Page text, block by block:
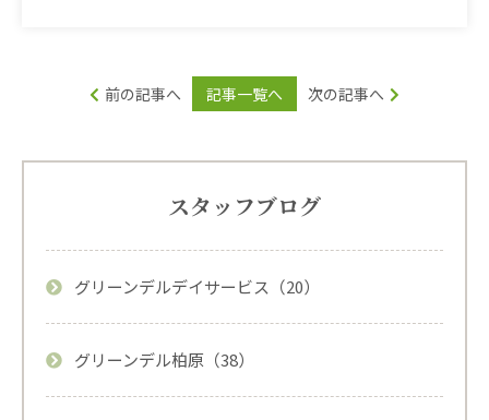
前の記事へ 記事一覧へ 次の記事へ
スタッフブログ
グリーンデルデイサービス（20）
グリーンデル柏原（38）